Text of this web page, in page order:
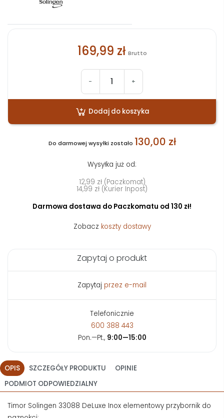
169,99 zł Brutto
- +
Dodaj do koszyka
Do darmowej wysyłki zostało 130,00 zł
Wysyłka już od:
12,99 zł (Paczkomat)
14,99 zł (Kurier Inpost)
Darmowa dostawa do Paczkomatu od 130 zł!
Zobacz koszty dostawy
Zapytaj o produkt
Zapytaj przez e-mail
Telefonicznie
600 388 443
Pon.—Pt., 9:00—15:00
OPIS SZCZEGÓŁY PRODUKTU
OPINIE
PODMIOT ODPOWIEDZIALNY
Timor Solingen 33088 DeLuxe Inox elementowy przybornik do